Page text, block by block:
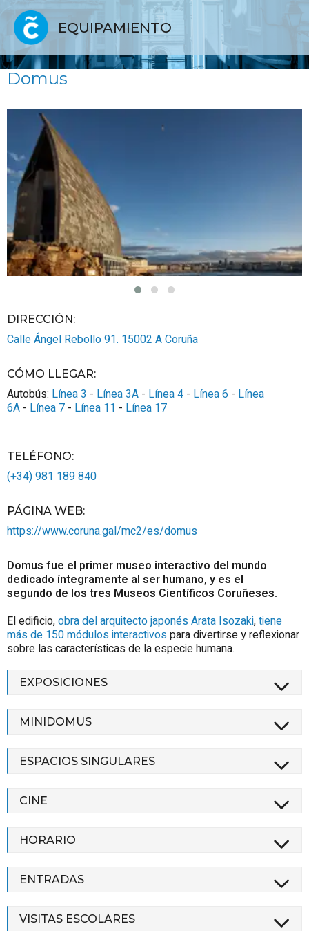
EQUIPAMIENTO
Domus
DIRECCIÓN:
Calle Ángel Rebollo 91. 15002 A Coruña
CÓMO LLEGAR:
Autobús: Línea 3 - Línea 3A - Línea 4 - Línea 6 - Línea
6A - Línea 7 - Línea 11 - Línea 17
TELÉFONO:
(+34) 981 189 840
PÁGINA WEB:
https://www.coruna.gal/mc2/es/domus
Domus fue el primer museo interactivo del mundo
dedicado íntegramente al ser humano, y es el
segundo de los tres Museos Científicos Coruñeses.
El edificio,obra del arquitecto japonés Arata Isozaki,tiene
más de 150 módulos interactivospara divertirse y reflexionar
sobre las características de la especie humana.
EXPOSICIONES
MINIDOMUS
ESPACIOS SINGULARES
CINE
HORARIO
ENTRADAS
VISITAS ESCOLARES